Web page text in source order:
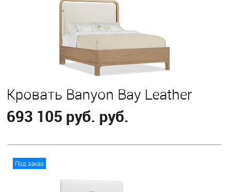
Eastern King
Кровать Banyon Bay Leather
693 105 руб. руб.
Под заказ